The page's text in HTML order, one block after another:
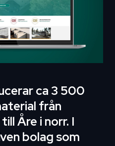
ca 3 500
från
Åre i norr. I
bolag som